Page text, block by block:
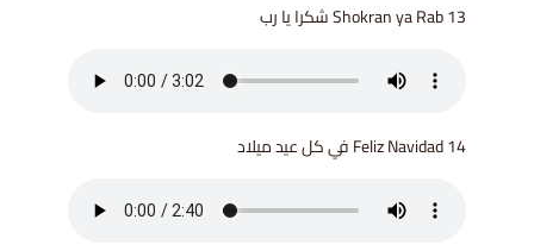
13 Shokran ya Rab شكرا يا رب
14 Feliz Navidad في كل عيد ميلاد